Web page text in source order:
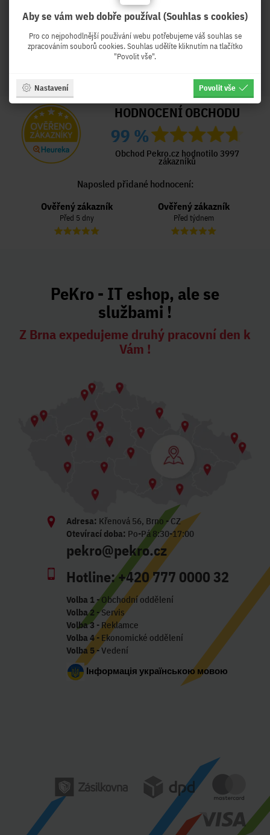
HODNOCENÍ OBCHODU
99 %
Obchod Pekro.cz hodnotilo 3997
zákazníků
Naposled přidané hodnocení:
Ověřený zákazník
Před 5 dny
Ověřený zákazník
Před týdnem
PeKro - IT eshop, ale se
službami !
Z Brna expedujeme druhý pracovní den k
Vám !
Adresa: Křenová 56, Brno - CZ
Otevírací doba: Po-Pá 8:30-17:00
pekro@pekro.cz
Hotline:+420 777 0000 32
Volba 1- Obchodní oddělení
Volba 2 - Servis
Volba 3 - Reklamce
Volba 4- Ekonomické oddělení
Volba 5- Vedení
Інформація українською мовою
Aby se vám web dobře používal (Souhlas s cookies)
Pro co nejpohodlnější používání webu potřebujeme váš souhlas se
zpracováním souborů cookies. Souhlas udělíte kliknutím na tlačítko
"Povolit vše".
Nastavení Povolit vše